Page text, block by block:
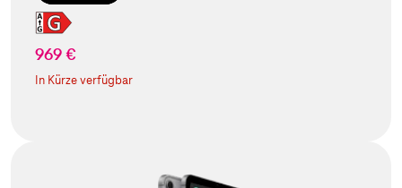
969 €
In Kürze verfügbar